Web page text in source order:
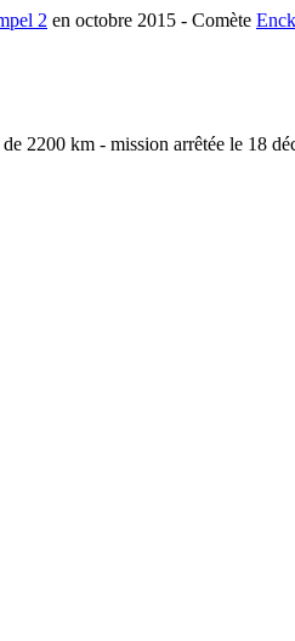
2 en octobre 2015 - Comète
2200 km - mission arrêtée le 18